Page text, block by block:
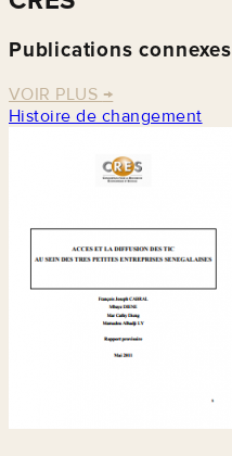
Publications connexes
VOIR PLUS →
Histoire de changement